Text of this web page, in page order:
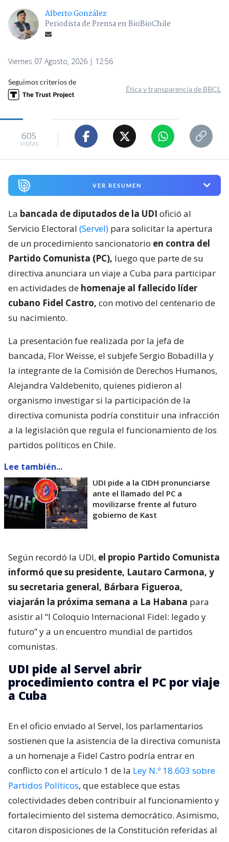
Alberto González
Periodista de Prensa en BioBioChile
Viernes 07 Agosto, 2026 | 12:56
Seguimos criterios de
Ética y transparencia de BBCL
605
visitas
VER RESUMEN
La bancada de diputados de la UDI ofició al
Servicio Electoral (Servel) para solicitar la apertura
de un procedimiento sancionatorio en contra del
Partido Comunista (PC), luego que parte de su
directiva anunciara un viaje a Cuba para participar
en actividades de homenaje al fallecido líder
cubano Fidel Castro, con motivo del centenario de
su nacimiento.
La presentación fue realizada por la jefa de
bancada, Flor Weisse, el subjefe Sergio Bobadilla y
la integrante de la Comisión de Derechos Humanos,
Alejandra Valdebenito, quienes pidieron al
organismo investigar si la participación de la
directiva comunista podría constituir una infracción
a la legislación que regula el funcionamiento de los
partidos políticos en Chile.
Lee también...
UDI pide a la CIDH pronunciarse
ante el llamado del PC a
movilizarse frente al futuro
gobierno de Kast
Según recordó la UDI, el propio Partido Comunista
informó que su presidente, Lautaro Carmona, y
su secretaria general, Bárbara Figueroa,
viajarán la próxima semana a La Habana para
asistir al “I Coloquio Internacional Fidel: legado y
futuro” y a un encuentro mundial de partidos
comunistas.
UDI pide al Servel abrir
procedimiento contra el PC por viaje
a Cuba
En el oficio enviado al Servel, los parlamentarios
sostienen que la asistencia de la directiva comunista
a un homenaje a Fidel Castro podría entrar en
conflicto con el artículo 1 de la Ley N.º 18.603 sobre
Partidos Políticos, que establece que estas
colectividades deben contribuir al funcionamiento y
fortalecimiento del sistema democrático. Asimismo,
citaron disposiciones de la Constitución referidas al